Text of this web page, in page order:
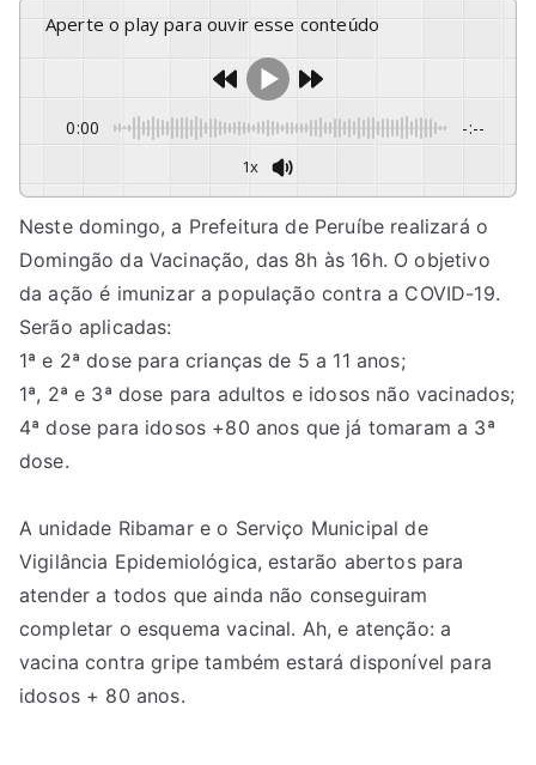
Aperte o play para ouvir esse conteúdo
0:00 -:--
1x
Neste domingo, a Prefeitura de Peruíbe realizará o
Domingão da Vacinação, das 8h às 16h. O objetivo
da ação é imunizar a população contra a COVID-19.
Serão aplicadas:
1ª e 2ª dose para crianças de 5 a 11 anos;
1ª, 2ª e 3ª dose para adultos e idosos não vacinados;
4ª dose para idosos +80 anos que já tomaram a 3ª
dose.
A unidade Ribamar e o Serviço Municipal de
Vigilância Epidemiológica, estarão abertos para
atender a todos que ainda não conseguiram
completar o esquema vacinal. Ah, e atenção: a
vacina contra gripe também estará disponível para
idosos + 80 anos.